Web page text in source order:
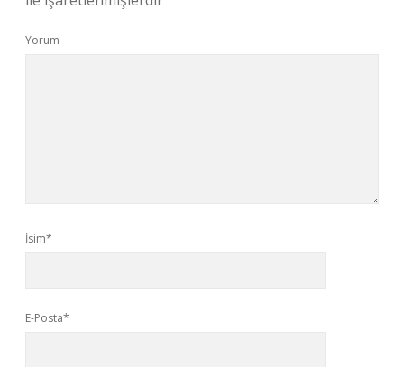
Yorum
İsim*
E-Posta*